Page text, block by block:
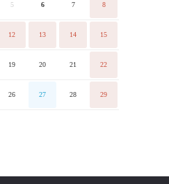
5 6 7 8
12 13 14 15
19 20 21 22
26 27 28 29